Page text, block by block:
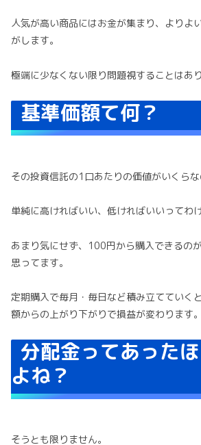
人気が高い商品にはお金が集まり、よりよ
がします。
極端に少なくない限り問題視することはあり
基準価額て何？
その投資信託の1口あたりの価値がいくらな
単純に高ければいい、低ければいいってわ
あまり気にせず、100円から購入できるの
思ってます。
定期購入で毎月・毎日など積み立てていく
額からの上がり下がりで損益が変わります。
分配金ってあった
よね？
そうとも限りません。